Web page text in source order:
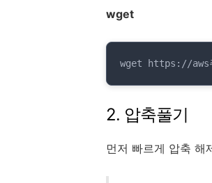
wget
wget https://aws
2. 압축풀기
먼저 빠르게 압축 해